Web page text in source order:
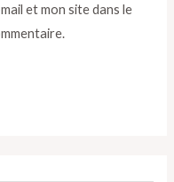
et mon site dans le